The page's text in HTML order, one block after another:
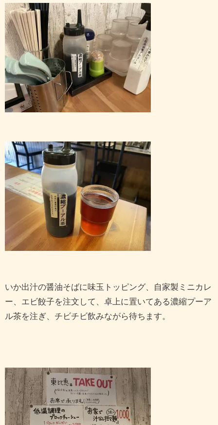
いか出汁の醤油そばに味玉トッピング、自家製ミニカレ
ー、エビ餃子を注文して、卓上に置いてある濃縮プーア
ル茶を注ぎ、チビチビ飲みながら待ちます。